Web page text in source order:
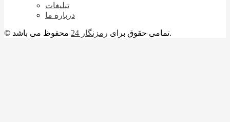
تبلیغات
درباره ما
© تمامی حقوق برای رمزنگار 24 محفوظ می باشد.